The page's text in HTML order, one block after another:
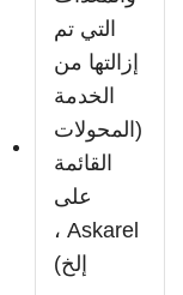
التي تم
إزالتها من
الخدمة
(المحولات
القائمة
على
Askarel ،
إلخ)